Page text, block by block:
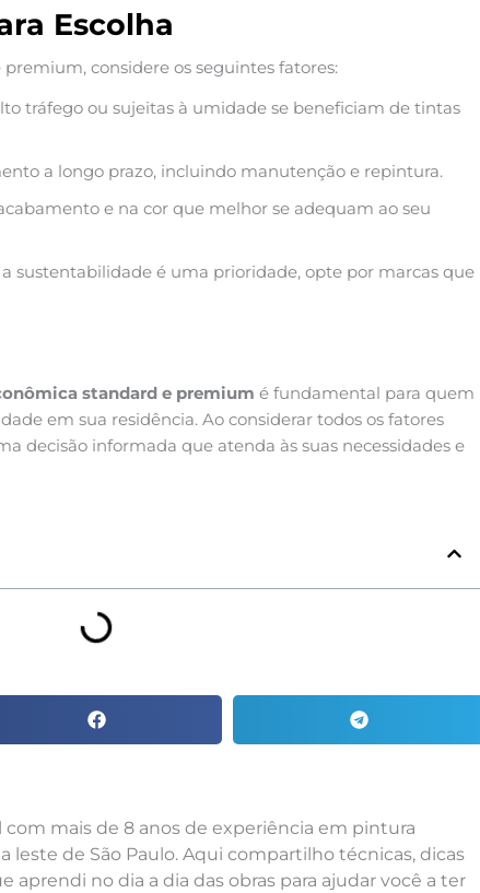
Escolha
considere os seguintes fatores:
tráfego ou sujeitas à umidade se beneficiam de tintas
a longo prazo, incluindo manutenção e repintura.
e na cor que melhor se adequam ao seu
a sustentabilidade é uma prioridade, opte por marcas que
standard e premium é fundamental para quem
em sua residência. Ao considerar todos os fatores
decisão informada que atenda às suas necessidades e
com mais de 8 anos de experiência em pintura
leste de São Paulo. Aqui compartilho técnicas, dicas
aprendi no dia a dia das obras para ajudar você a ter